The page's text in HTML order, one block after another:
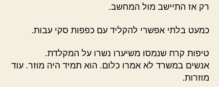
רק אז התיישב מול המחשב.
כמעט בלתי אפשרי להקליד עם כפפות סקי עבות.
טיפות קרח שנמסו משיערו נשרו על המקלדת.
אנשים במשרד לא אמרו כלום. הוא תמיד היה מוזר. עוד
מוזרות.